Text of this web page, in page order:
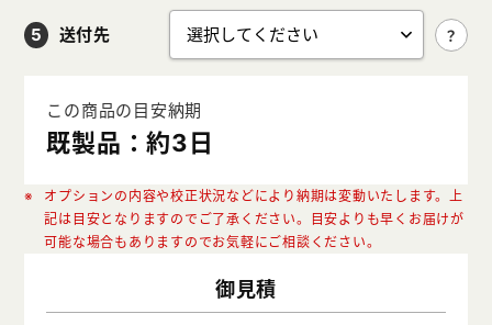
送付先
この商品の目安納期
既製品：約3日
オプションの内容や校正状況などにより納期は変動いたします。上
記は目安となりますのでご了承ください。目安よりも早くお届けが
可能な場合もありますのでお気軽にご相談ください。
御見積